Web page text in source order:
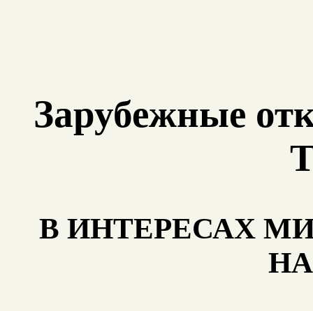
Зарубежные
В ИНТЕРЕСАХ